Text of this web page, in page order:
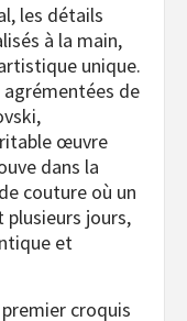
les détails
à la main,
unique.
de
œuvre
dans la
couture où un
jours,
et
croquis